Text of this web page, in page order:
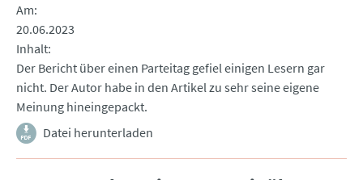
Am
20.06.2023
Inhalt
Der Bericht über einen Parteitag gefiel einigen Lesern gar
nicht. Der Autor habe in den Artikel zu sehr seine eigene
Meinung hineingepackt.
Datei herunterladen